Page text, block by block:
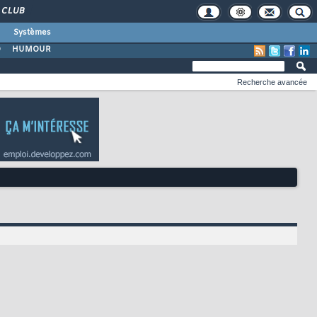
CLUB
Systèmes
HUMOUR
Recherche avancée